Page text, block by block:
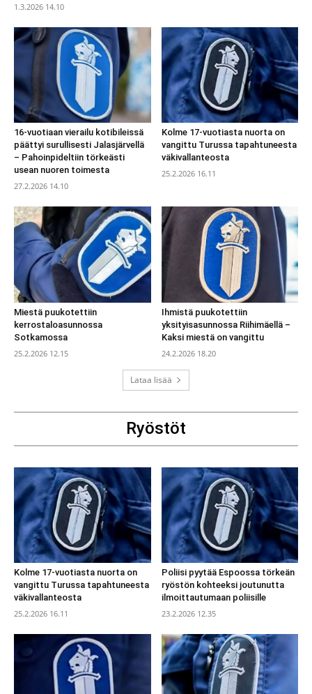
1.3.2026 14.10
16-vuotiaan vierailu kotibileissä
päättyi surullisesti Jalasjärvellä
– Pahoinpideltiin törkeästi
usean nuoren toimesta
27.2.2026 14.10
Kolme 17-vuotiasta nuorta on
vangittu Turussa tapahtuneesta
väkivallanteosta
25.2.2026 16.11
Miestä puukotettiin
kerrostaloasunnossa
Sotkamossa
25.2.2026 12.15
Ihmistä puukotettiin
yksityisasunnossa Riihimäellä –
Kaksi miestä on vangittu
24.2.2026 18.20
Lataa lisää
Ryöstöt
Kolme 17-vuotiasta nuorta on
vangittu Turussa tapahtuneesta
väkivallanteosta
25.2.2026 16.11
Poliisi pyytää Espoossa törkeän
ryöstön kohteeksi joutunutta
ilmoittautumaan poliisille
23.2.2026 12.35